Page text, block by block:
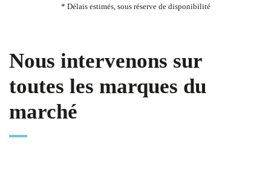
* Délais estimés, sous réserve de disponibilité
Nous intervenons sur
toutes les marques du
marché